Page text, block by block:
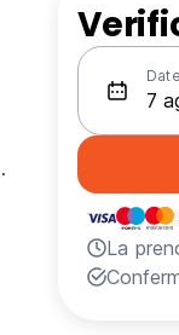
Date
La